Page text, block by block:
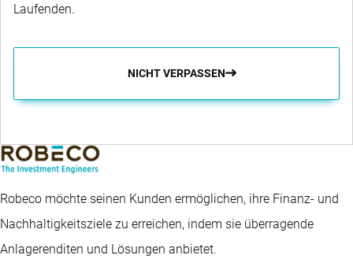
Laufenden.
NICHT VERPASSEN
Robeco möchte seinen Kunden ermöglichen, ihre Finanz- und
Nachhaltigkeitsziele zu erreichen, indem sie überragende
Anlagerenditen und Lösungen anbietet.